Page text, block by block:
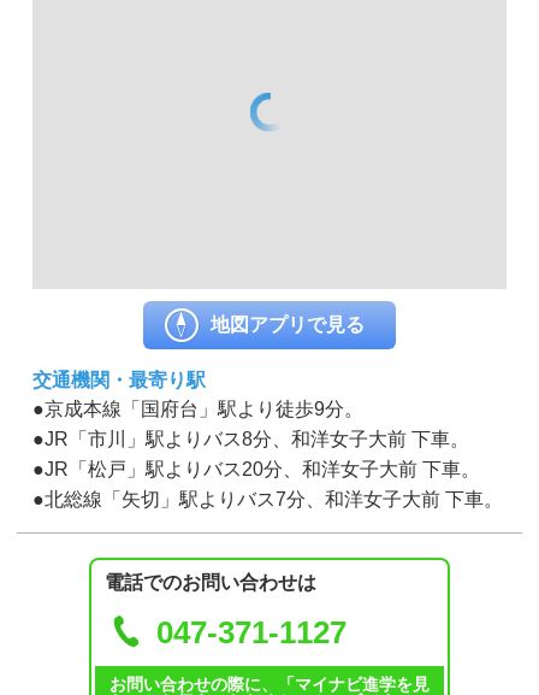
地図アプリで見る
交通機関・最寄り駅
●京成本線「国府台」駅より徒歩9分。
●JR「市川」駅よりバス8分、和洋女子大前 下車。
●JR「松戸」駅よりバス20分、和洋女子大前 下車。
●北総線「矢切」駅よりバス7分、和洋女子大前 下車。
電話でのお問い合わせは
047-371-1127
お問い合わせの際に、「マイナビ進学を見